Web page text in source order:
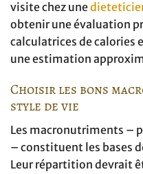
visite chez une
obtenir une évaluation
calculatrices de calories
une estimation
Choisir les bons
style de vie
Les macronutriments –
– constituent les bases
Leur répartition devrait